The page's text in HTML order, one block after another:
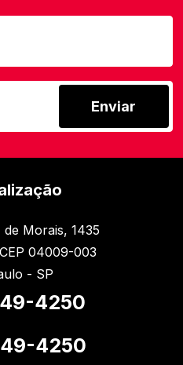
Enviar
de Morais, 1435
04009-003
- SP
4250
4250